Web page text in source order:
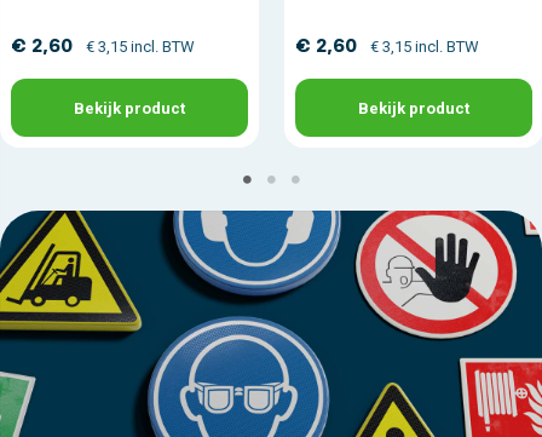
€ 2,60 € 3,15 incl. BTW
Bekijk product
€ 2,60 € 3,15 incl. BTW
Bekijk product